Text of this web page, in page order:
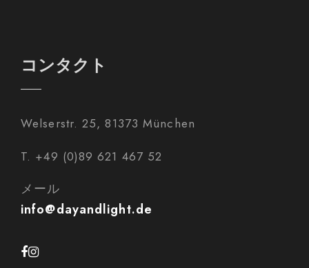
コンタクト
Welserstr. 25, 81373 München
T. +49 (0)89 621 467 52
メール
info@dayandlight.de